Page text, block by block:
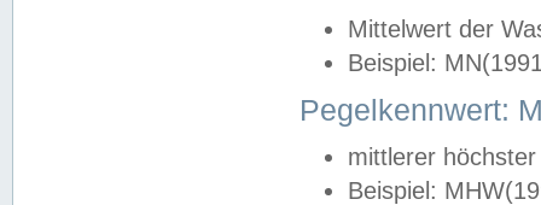
Mittelwert der
Beispiel:
Pegelkennwert:
mittlerer
Beispiel: